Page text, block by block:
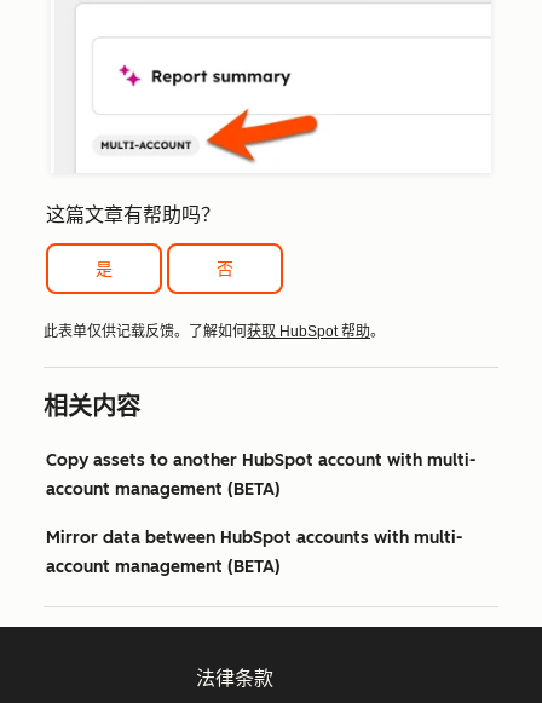
这篇文章有帮助吗？
是 否
此表单仅供记载反馈。了解如何获取 HubSpot 帮助。
相关内容
Copy assets to another HubSpot account with multi-
account management (BETA)
Mirror data between HubSpot accounts with multi-
account management (BETA)
法律条款